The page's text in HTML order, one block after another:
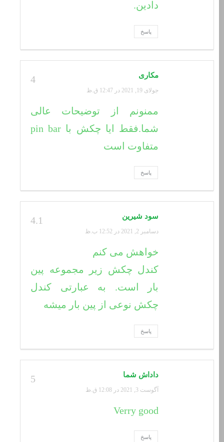
دادین.
پاسخ
4 مکاری
جولای 19, 2021 در 12:47 ق.ظ
ممنونم از توضیحات عالی
شما.فقط ایا چکش با pin bar
متفاوت است
پاسخ
4.1 سود شیرین
دسامبر 2, 2021 در 12:52 ب.ظ
خواهش می کنم
کندل چکش زیر مجموعه پین
بار است. به عبارتی کندل
چکش نوعی از پین بار میشه
پاسخ
5 داداش شما
آگوست 3, 2021 در 12:08 ق.ظ
Verry good
پاسخ